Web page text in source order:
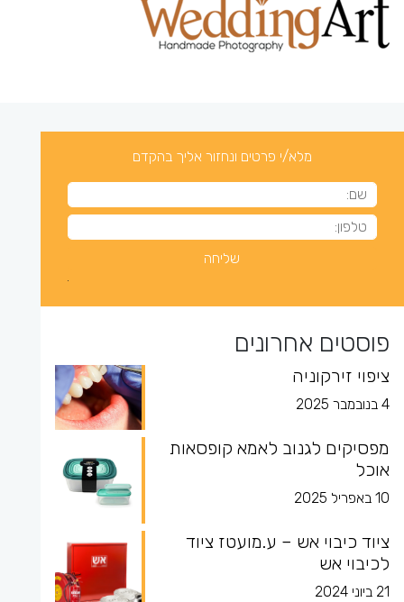
מלא/י פרטים ונחזור אליך בהקדם
פוסטים אחרונים
ציפוי זירקוניה
4 בנובמבר 2025
מפסיקים לגנוב לאמא קופסאות
אוכל
10 באפריל 2025
ציוד כיבוי אש – ע.מועטז ציוד
לכיבוי אש
21 ביוני 2024